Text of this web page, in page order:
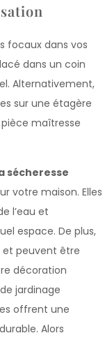
focaux dans vos
dans un coin
Alternativement,
sur une étagère
maîtresse
sécheresse
votre maison. Elles
l’eau et
espace. De plus,
et peuvent être
décoration
jardinage
offrent une
Alors